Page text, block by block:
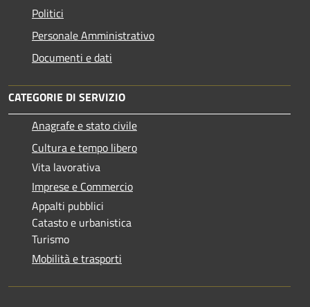
Politici
Personale Amministrativo
Documenti e dati
CATEGORIE DI SERVIZIO
Anagrafe e stato civile
Cultura e tempo libero
Vita lavorativa
Imprese e Commercio
Appalti pubblici
Catasto e urbanistica
Turismo
Mobilità e trasporti